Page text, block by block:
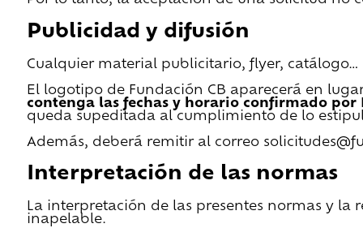
Publicidad y difusión
Cualquier material publicitario, flyer, catálogo…
El logotipo de Fundación CB aparecerá en
contenga las fechas y horario confirmado por
queda supeditada al cumplimiento de lo
Además, deberá remitir al correo
Interpretación de las normas
La interpretación de las presentes normas y la
inapelable.